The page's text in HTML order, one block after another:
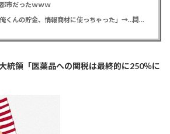
市だったｗｗｗ
【悲報】彼女「ごめん！俺くんの貯金、情報商材に使っちゃった」→…問い詰めたらギャン泣きされたんだが俺が悪いのか？
統領「医薬品への関税は最終的に250％に